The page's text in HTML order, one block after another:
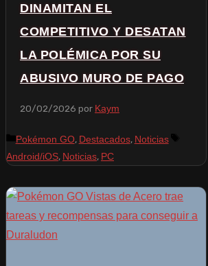
DINAMITAN EL
COMPETITIVO Y DESATAN
LA POLÉMICA POR SU
ABUSIVO MURO DE PAGO
20/02/2026 por Kaym
Pokémon GO, Destacados, Noticias
Android/iOS, Noticias, PC